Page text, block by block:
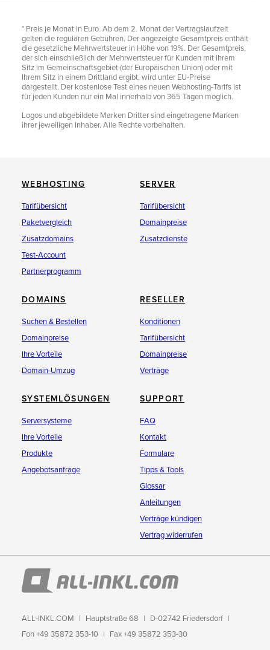
* Preis je Monat in Euro. Ab dem 2. Monat der Vertragslaufzeit
gelten die regulären Gebühren. Der angezeigte Gesamtpreis enthält
die gesetzliche Mehrwertsteuer in Höhe von 19%. Der Gesamtpreis,
der sich einschließlich der Mehrwertsteuer für Kunden mit ihrem
Sitz im Gemeinschaftsgebiet (der Europäischen Union) oder mit
Ihrem Sitz in einem Drittland ergibt, wird unter EU-Preise
dargestellt. Der kostenlose Test eines neuen Webhosting-Tarifs ist
für jeden Kunden nur ein Mal innerhalb von 365 Tagen möglich.
Logos und abgebildete Marken Dritter sind eingetragene Marken
ihrer jeweiligen Inhaber. Alle Rechte vorbehalten.
WEBHOSTING
Tarifübersicht
Paketvergleich
Zusatzdomains
Test-Account
Partnerprogramm
SERVER
Tarifübersicht
Domainpreise
Zusatzdienste
DOMAINS
Suchen & Bestellen
Domainpreise
Ihre Vorteile
Domain-Umzug
RESELLER
Konditionen
Tarifübersicht
Domainpreise
Verträge
SYSTEMLÖSUNGEN
Serversysteme
Ihre Vorteile
Produkte
Angebotsanfrage
SUPPORT
FAQ
Kontakt
Formulare
Tipps & Tools
Glossar
Anleitungen
Verträge kündigen
Vertrag widerrufen
ALL-INKL.COM Hauptstraße 68
D-02742 Friedersdorf
Fon +49 35872 353-10
Fax +49 35872 353-30